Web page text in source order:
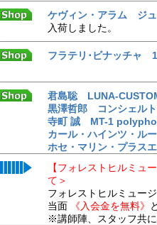
ケヴィン・アラム ジ
入荷しました。
フラテリ･ビナッチャ
君島聡 LUNA-
黒澤哲郎 コンシェル
寺町 誠 MT-1
カール・ハインツ・ル
ホセ・マリン・プラス
【フォレストヒルミュ
て＞
フォレストヒルミュー
当面 《入会金を無料》
※講師陣、スタッフ共